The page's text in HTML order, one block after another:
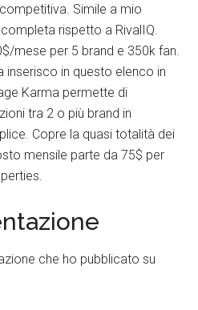
Simile a mio
rispetto a RivalIQ.
mese per 5 brand e 350k fan.
inserisco in questo elenco in
Karma permette di
tra 2 o più brand in
Copre la quasi totalità dei
mensile parte da 75$ per
che ho pubblicato su